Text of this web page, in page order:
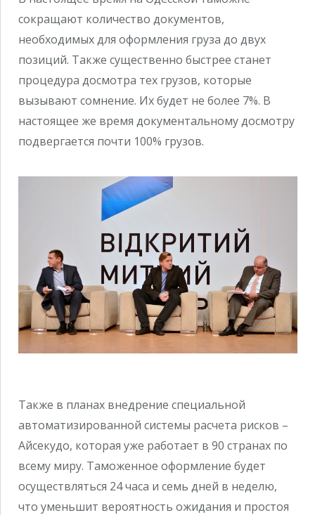
сокращают количество документов,
необходимых для оформления груза до двух
позиций. Также существенно быстрее станет
процедура досмотра тех грузов, которые
вызывают сомнение. Их будет не более 7%. В
настоящее же время документальному досмотру
подвергается почти 100% грузов.
Также в планах внедрение специальной
автоматизированной системы расчета рисков –
Айсекудо, которая уже работает в 90 странах по
всему миру. Таможенное оформление будет
осуществляться 24 часа и семь дней в неделю,
что уменьшит вероятность ожидания и простоя